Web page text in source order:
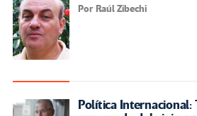
Por Raúl Zibechi
Política Internacional: